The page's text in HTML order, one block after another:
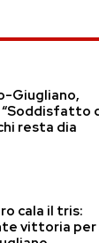
Giugliano,
resta dia
cala il tris:
vittoria per